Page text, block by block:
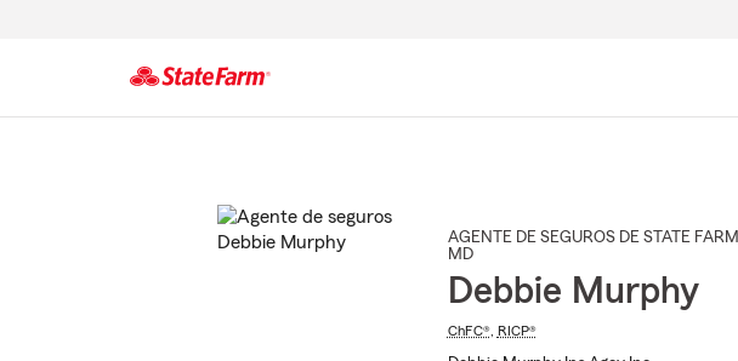
AGENTE DE SEGUROS DE STATE FARM
MD
Debbie Murphy
ChFC®, RICP®